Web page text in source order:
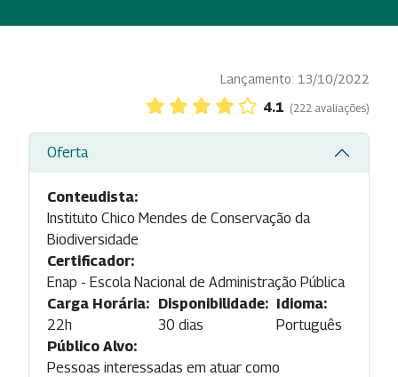
Lançamento: 13/10/2022
4.1 (222 avaliações)
Oferta
Conteudista:
Instituto Chico Mendes de Conservação da
Biodiversidade
Certificador:
Enap - Escola Nacional de Administração Pública
Carga Horária:
22h
Disponibilidade:
30 dias
Idioma:
Português
Público Alvo:
Pessoas interessadas em atuar como